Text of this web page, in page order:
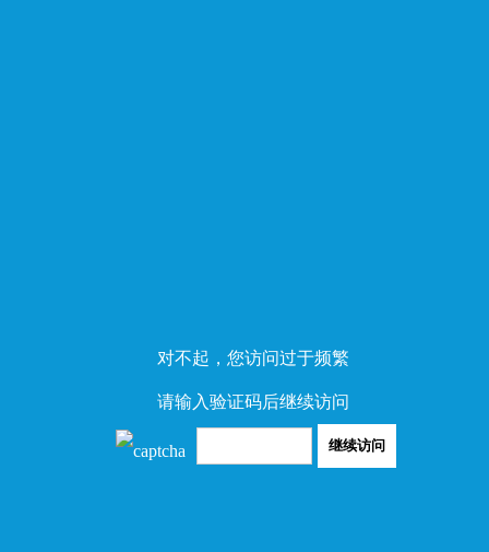
对不起，您访问过于频繁
请输入验证码后继续访问
继续访问